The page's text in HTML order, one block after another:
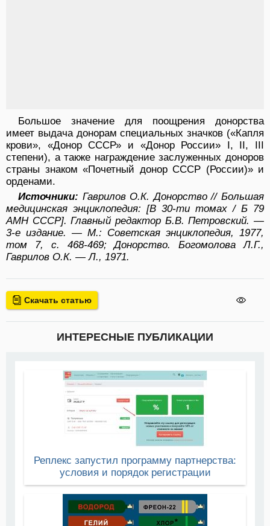
Большое значение для поощрения донорства
имеет выдача донорам специальных значков («Капля
крови», «Донор СССР» и «Донор России» I, II, III
степени), а также награждение заслуженных доноров
страны знаком «Почетный донор СССР (России)» и
орденами.
Источники: Гаврилов О.К. Донорство // Большая
медицинская энциклопедия: [В 30-ти томах / Б 79
АМН СССР]. Главный редактор Б.В. Петровский. —
3-е издание. — М.: Советская энциклопедия, 1977,
том 7, с. 468-469; Донорство. Богомолова Л.Г.,
Гаврилов О.К. — Л., 1971.
Скачать статью
ИНТЕРЕСНЫЕ ПУБЛИКАЦИИ
Реплекс запустил программу партнерства:
условия и порядок регистрации